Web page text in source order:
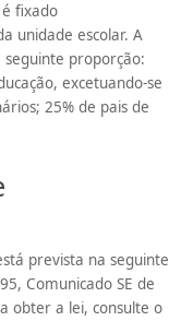
fixado
unidade escolar. A
seguinte proporção:
excetuando-se
25% de pais de
prevista na seguinte
Comunicado SE de
obter a lei, consulte o